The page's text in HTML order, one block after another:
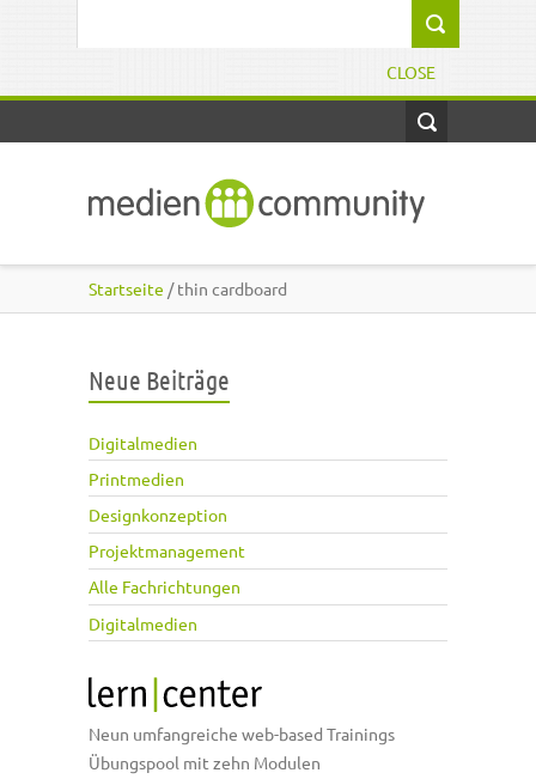
CLOSE
Startseite / thin cardboard
Neue Beiträge
Digitalmedien
Printmedien
Designkonzeption
Projektmanagement
Alle Fachrichtungen
Digitalmedien
Neun umfangreiche web-based Trainings
Übungspool mit zehn Modulen